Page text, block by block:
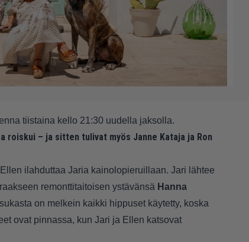
tiistaina kello 21:30 uudella jaksolla.
roiskui – ja sitten tulivat myös Janne Kataja ja Ron
ilahduttaa Jaria kainolopieruillaan. Jari lähtee
remonttitaitoisen ystävänsä Hanna
on melkein kaikki hippuset käytetty, koska
ovat pinnassa, kun Jari ja Ellen katsovat